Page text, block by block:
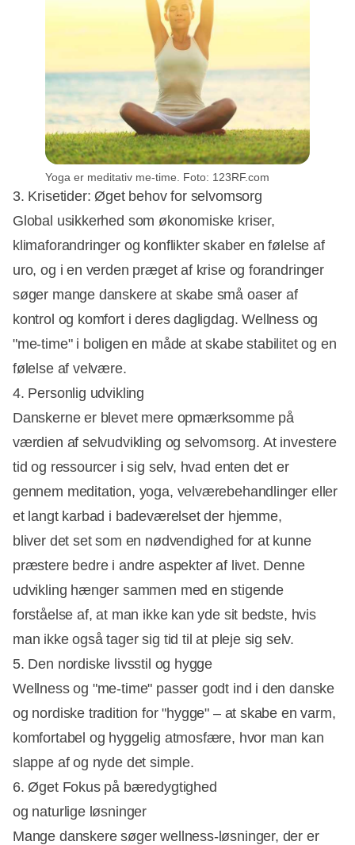
Yoga er meditativ me-time. Foto: 123RF.com
3. Krisetider: Øget behov for selvomsorg
Global usikkerhed som økonomiske kriser,
klimaforandringer og konflikter skaber en følelse af
uro, og i en verden præget af krise og forandringer
søger mange danskere at skabe små oaser af
kontrol og komfort i deres dagligdag. Wellness og
"me-time" i boligen en måde at skabe stabilitet og en
følelse af velvære.
4. Personlig udvikling
Danskerne er blevet mere opmærksomme på
værdien af selvudvikling og selvomsorg. At investere
tid og ressourcer i sig selv, hvad enten det er
gennem meditation, yoga, velværebehandlinger eller
et langt karbad i badeværelset der hjemme,
bliver det set som en nødvendighed for at kunne
præstere bedre i andre aspekter af livet. Denne
udvikling hænger sammen med en stigende
forståelse af, at man ikke kan yde sit bedste, hvis
man ikke også tager sig tid til at pleje sig selv.
5. Den nordiske livsstil og hygge
Wellness og "me-time" passer godt ind i den danske
og nordiske tradition for "hygge" – at skabe en varm,
komfortabel og hyggelig atmosfære, hvor man kan
slappe af og nyde det simple.
6. Øget Fokus på bæredygtighed
og naturlige løsninger
Mange danskere søger wellness-løsninger, der er